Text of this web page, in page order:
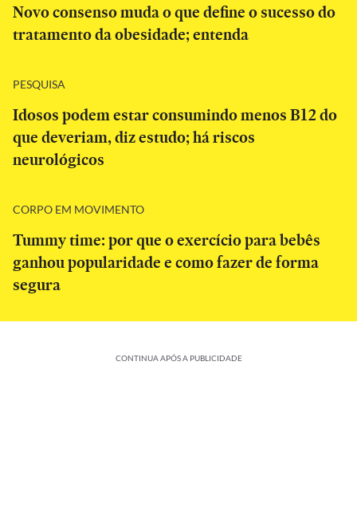
Novo consenso muda o que define o sucesso do
tratamento da obesidade; entenda
PESQUISA
Idosos podem estar consumindo menos B12 do
que deveriam, diz estudo; há riscos
neurológicos
CORPO EM MOVIMENTO
Tummy time: por que o exercício para bebês
ganhou popularidade e como fazer de forma
segura
CONTINUA APÓS A PUBLICIDADE